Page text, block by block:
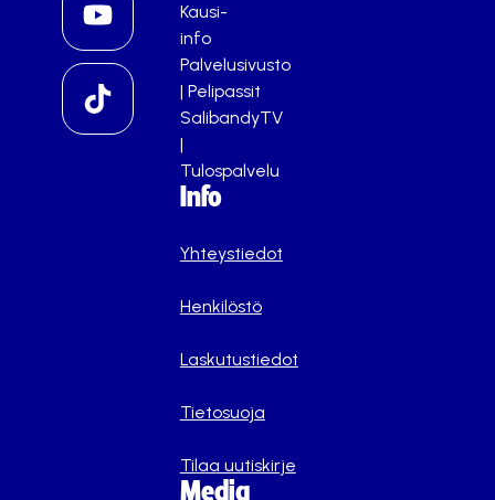
Kausi-
info
Palvelusivusto
| Pelipassit
SalibandyTV
|
Tulospalvelu
Info
Yhteystiedot
Henkilöstö
Laskutustiedot
Tietosuoja
Tilaa uutiskirje
Media